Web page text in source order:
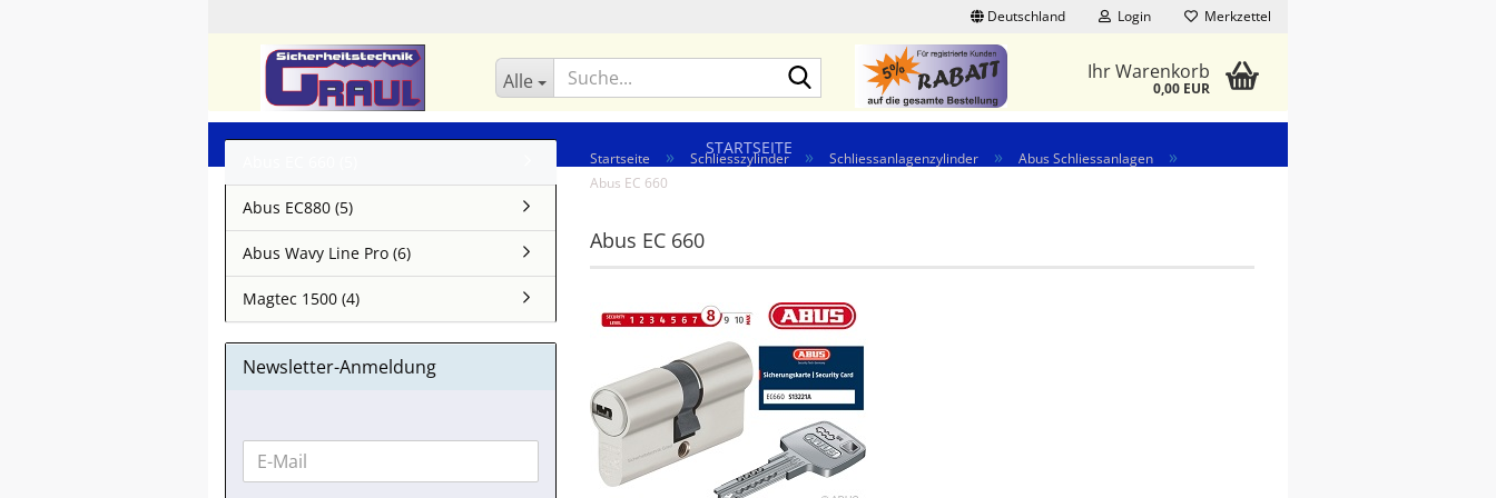
Deutschland Login Merkzettel
Alle Suche... Ihr Warenkorb
0,00 EUR
STARTSEITE
Startseite » Schliesszylinder » Schliessanlagenzylinder » Abus Schliessanlagen »
Abus EC 660
Abus EC 660
Abus EC880 (5)
Abus Wavy Line Pro (6)
Magtec 1500 (4)
Newsletter-Anmeldung
WEITER
ZUR
E-
Mail